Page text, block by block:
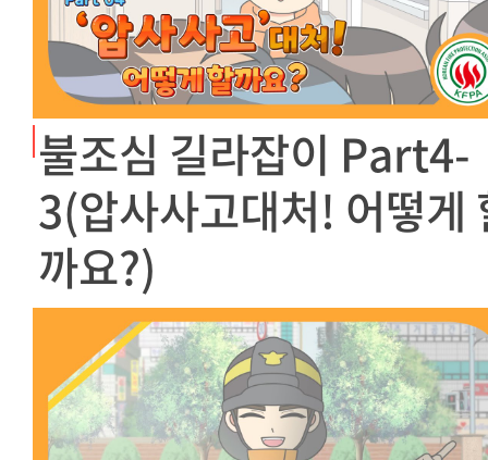
불조심 길라잡이 Part4-
3(압사사고대처! 어떻게
까요?)